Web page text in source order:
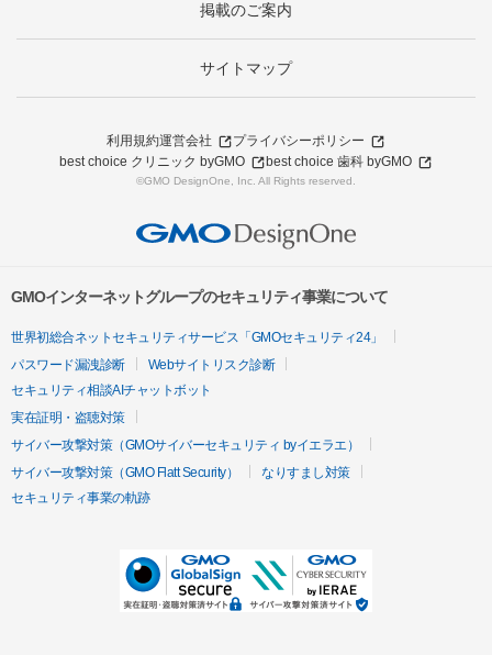
掲載のご案内
サイトマップ
利用規約運営会社
プライバシーポリシー
best choice クリニック byGMO
best choice 歯科 byGMO
©GMO DesignOne, Inc. All Rights reserved.
GMOインターネットグループのセキュリティ事業について
世界初総合ネットセキュリティサービス「GMOセキュリティ24」
パスワード漏洩診断
Webサイトリスク診断
セキュリティ相談AIチャットボット
実在証明・盗聴対策
サイバー攻撃対策（GMOサイバーセキュリティ byイエラエ）
サイバー攻撃対策（GMO Flatt Security）
なりすまし対策
セキュリティ事業の軌跡